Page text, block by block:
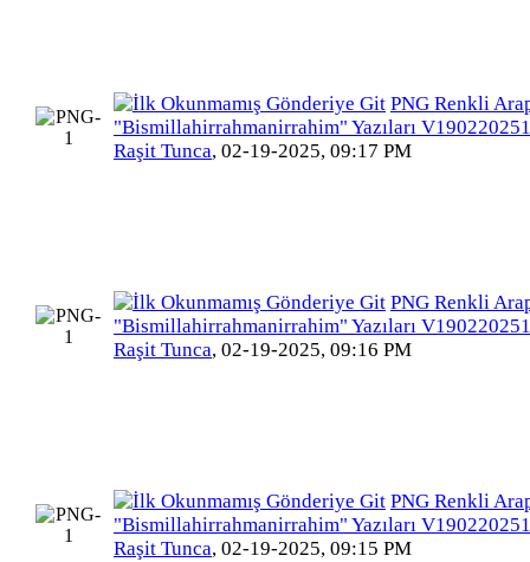
PNG Renkli
"Bismillahirrahmanirrahim" Yazıları
Raşit Tunca, 02-19-2025, 09:17 PM
PNG Renkli
"Bismillahirrahmanirrahim" Yazıları
Raşit Tunca, 02-19-2025, 09:16 PM
PNG Renkli
"Bismillahirrahmanirrahim" Yazıları
Raşit Tunca, 02-19-2025, 09:15 PM